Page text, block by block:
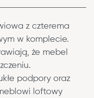
z czterema
w komplecie.
że mebel
podpory oraz
loftowy